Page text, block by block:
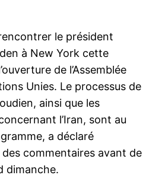
par
#AbrahamAccords : MBS,
Netanyahu et Pompeo réunis
à Neom en Arabie Saoudite
Bombe diplomatique lundi au
Moyen-Orient avec la
première visite révélée d'un
chef de gouvernement
en l’occurrence Benjamin
23 November 2020
le président
à New York cette
de l’Assemblée
Unies. Le processus de
ainsi que les
l’Iran, sont au
a déclaré
commentaires avant de
dimanche.